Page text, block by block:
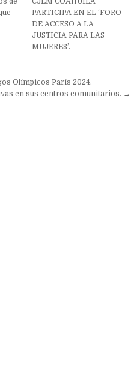
PARTICIPA EN EL ‘FORO
DE ACCESO A LA
JUSTICIA PARA LAS
MUJERES’.
Olímpicos París 2024.
en sus centros comunitarios. →